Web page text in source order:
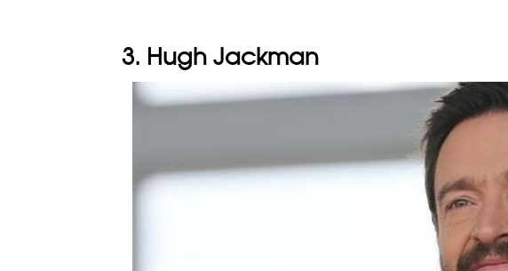
3. Hugh Jackman